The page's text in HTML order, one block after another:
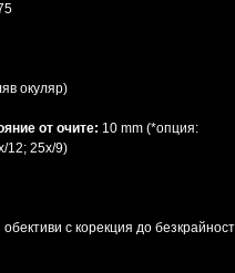
окуляр)
от очите: 10 mm (*опция:
12; 25x/9)
с корекция до безкрайност